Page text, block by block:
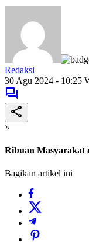
Redaksi
30 Agu 2024 - 10:25
×
Ribuan Masyarakat
Bagikan artikel ini